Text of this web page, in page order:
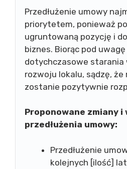
Przedłużenie umowy
priorytetem, ponieważ
ugruntowaną pozycję i
biznes. Biorąc pod
dotychczasowe starania
rozwoju lokalu, sądzę, że
zostanie pozytywnie
Proponowane zmiany i
przedłużenia umowy:
Przedłużenie
kolejnych [ilość]